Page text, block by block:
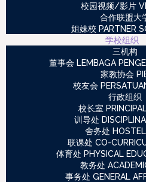
校园视频/影片
合作联盟大
姐妹校 PARTNER
学校组织
三机构
董事会 LEMBAGA
家教协会
校友会
行政组织
校长室
训导处
舍务处
联课处 CO-
体育处 PHYSICAL
教务处
事务处 GENERAL